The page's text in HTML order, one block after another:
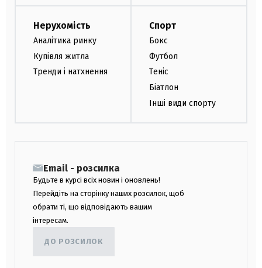
Нерухомість
Аналітика ринку
Купівля житла
Тренди і натхнення
Спорт
Бокс
Футбол
Теніс
Біатлон
Інші види спорту
Email - розсилка
Будьте в курсі всіх новин і оновлень!
Перейдіть на сторінку наших розсилок, щоб
обрати ті, що відповідають вашим
інтересам.
ДО РОЗСИЛОК